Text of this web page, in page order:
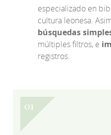
especializado en
cultura leonesa.
búsquedas
múltiples filtros, e
registros.